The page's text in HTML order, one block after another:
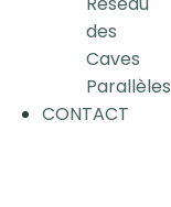
des
Caves
Parallèles
CONTACT